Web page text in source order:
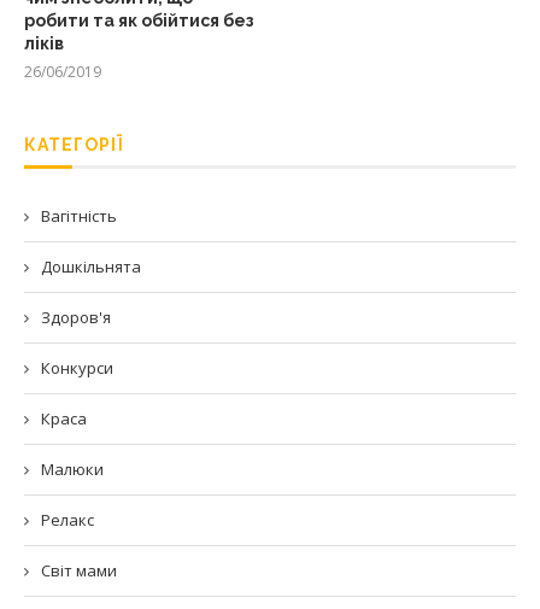
робити та як обійтися без
ліків
26/06/2019
КАТЕГОРІЇ
Вагітність
Дошкільнята
Здоров'я
Конкурси
Краса
Малюки
Релакс
Світ мами